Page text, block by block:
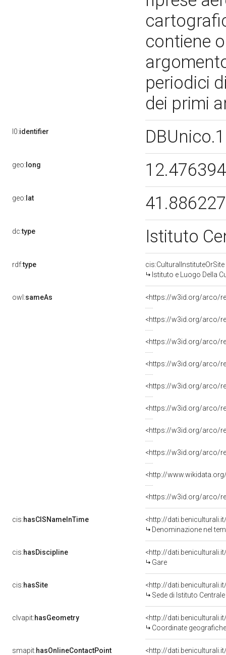
contiene
periodici
dei primi
l0:identifier
geo: long
geo: lat
dc:type Istituto
rdf:type
cis:CulturalInstituteOrSite
Istituto e Luogo Della
owl:sameAs <https://w3id.org/arco/
<https://w3id.org/arco/
<https://w3id.org/arco/
<https://w3id.org/arco/
<https://w3id.org/arco/
<https://w3id.org/arco/
<https://w3id.org/arco/
<https://w3id.org/arco/
<http://
<https://w3id.org/arco/
cis:hasCISNameInTime
<http://
Denominazione nel
cis:hasDiscipline
<http://
Gare
cis:hasSite
<http://
Sede di Istituto
clvapit:hasGeometry
Coordinate
smapit:hasOnlineContactPoint